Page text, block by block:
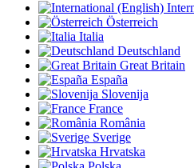
Österreich
Italia
Deutschland
Great Britain
España
Slovenija
France
România
Sverige
Hrvatska